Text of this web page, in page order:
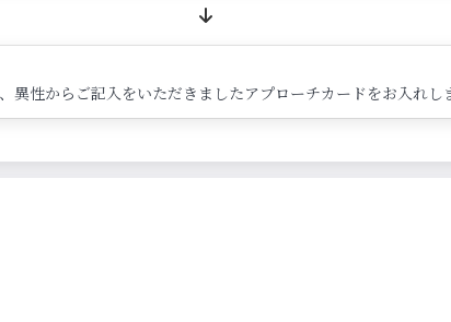
異性からご記入をいただきましたアプローチカードをお入れし